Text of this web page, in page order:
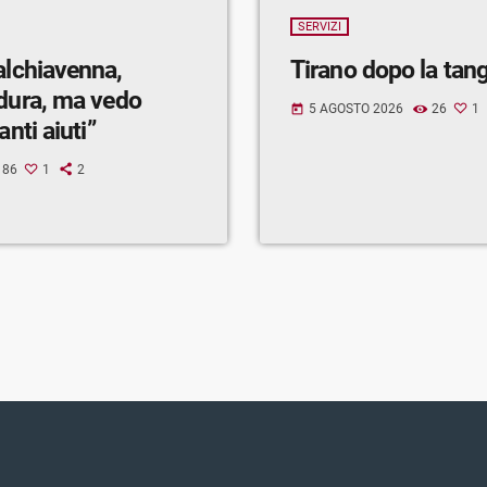
ma vedo
aiuti”
86 1 2
SERVIZI
Tirano dopo la
today 5 AGOSTO 2026 26 1